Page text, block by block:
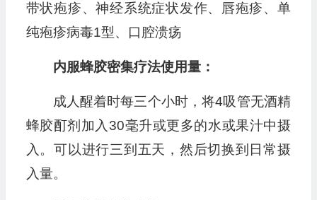
带状疱疹、神经系统症状发作、唇疱疹、单
纯疱疹病毒1型、口腔溃疡
内服蜂胶密集疗法使用量：
成人醒着时每三个小时，将4吸管无酒精
蜂胶酊剂加入30毫升或更多的水或果汁中摄
入。可以进行三到五天，然后切换到日常摄
入量。